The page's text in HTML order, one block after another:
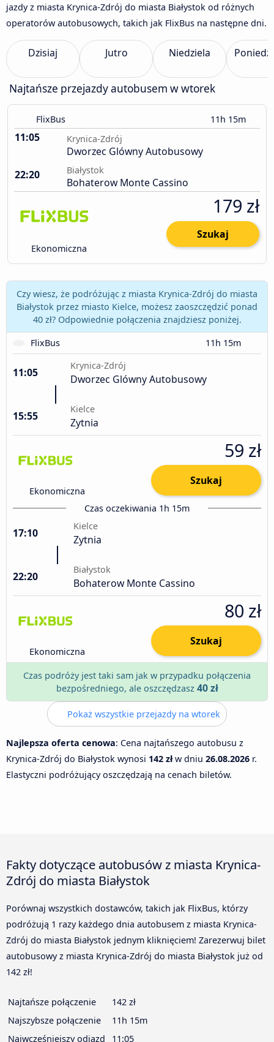
jazdy z miasta Krynica-Zdrój do miasta Białystok od różnych
operatorów autobusowych, takich jak FlixBus na następne dni.
Dzisiaj Jutro Niedziela
Najtańsze przejazdy autobusem w wtorek
FlixBus 11h 15m
11:05 Krynica-Zdrój
Dworzec Glówny Autobusowy
22:20
Białystok
Bohaterow Monte Cassino
Ekonomiczna
179 zł
Szukaj
Czy wiesz, że podróżując z miasta Krynica-Zdrój do miasta
Białystok przez miasto Kielce, możesz zaoszczędzić ponad
40 zł? Odpowiednie połączenia znajdziesz poniżej.
FlixBus
11h 15m
11:05
Krynica-Zdrój
Dworzec Glówny Autobusowy
15:55
Kielce
Zytnia
Ekonomiczna
59 zł
Szukaj
Czas oczekiwania 1h 15m
17:10
Kielce
Zytnia
22:20
Białystok
Bohaterow Monte Cassino
Ekonomiczna
80 zł
Szukaj
Czas podróży jest taki sam jak w przypadku połączenia
bezpośredniego, ale oszczędzasz 40 zł
Pokaż wszystkie przejazdy na wtorek
Najlepsza oferta cenowa: Cena najtańszego autobusu z
Krynica-Zdrój do Białystok wynosi 142 złw dniu 26.08.2026 r.
Elastyczni podróżujący oszczędzają na cenach biletów.
Fakty dotyczące autobusów z miasta Krynica-
Zdrój do miasta Białystok
Porównaj wszystkich dostawców, takich jak FlixBus, którzy
podróżują 1 razy każdego dnia autobusem z miasta Krynica-
Zdrój do miasta Białystok jednym kliknięciem! Zarezerwuj bilet
autobusowy z miasta Krynica-Zdrój do miasta Białystok już od
142 zł!
Najtańsze połączenie
142 zł
Najszybsze połączenie
11h 15m
Najwcześniejszy odjazd
11:05